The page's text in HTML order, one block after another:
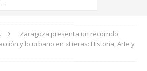
Zaragoza presenta un recorrido
y lo urbano en «Fieras: Historia, Arte y